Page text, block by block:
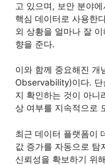
고 있으며, 보안 분야
핵심 데이터로 사용한
외 상황을 얼마나 잘
향을 준다.
이와 함께 중요해진 개
Observability)이다. 단
지 확인하는 것이 아니
상 여부를 지속적으로
최근 데이터 플랫폼이
값 증가를 자동으로 탐
신뢰성을 확보하기 위